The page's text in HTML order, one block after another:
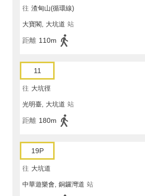
往 渣甸山(循環線)
大寶閣, 大坑道 站
距離 110m
11
往 大坑徑
光明臺, 大坑道 站
距離 180m
19P
往 大坑道
中華遊樂會, 銅鑼灣道 站